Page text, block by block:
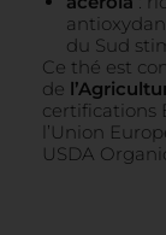
du Sud
Ce thé est
de
certifications
l’Union
USDA